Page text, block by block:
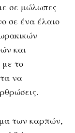
σε μώλωπες
σε ένα έλαιο
και
το
να
των καρπών,